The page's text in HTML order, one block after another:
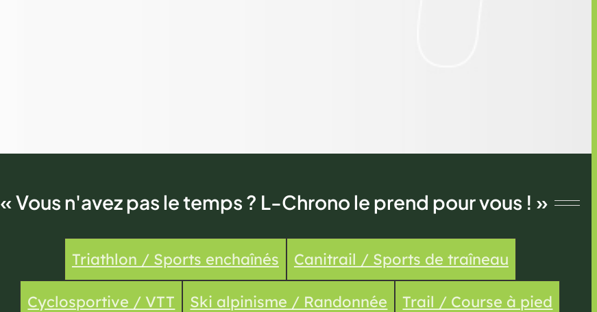
« Vous n'avez pas le temps ? L-Chrono le prend pour vous ! »
Triathlon / Sports enchaînés Canitrail / Sports de traîneau
Cyclosportive / VTT Ski alpinisme / Randonnée Trail / Course à pied